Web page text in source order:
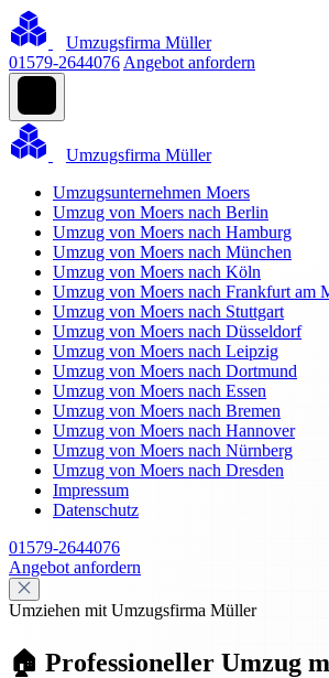
Umzugsfirma Müller
01579-2644076 Angebot anfordern
Umzugsfirma Müller
Umzugsunternehmen Moers
Umzug von Moers nach Berlin
Umzug von Moers nach Hamburg
Umzug von Moers nach München
Umzug von Moers nach Köln
Umzug von Moers nach Frankfurt am
Umzug von Moers nach Stuttgart
Umzug von Moers nach Düsseldorf
Umzug von Moers nach Leipzig
Umzug von Moers nach Dortmund
Umzug von Moers nach Essen
Umzug von Moers nach Bremen
Umzug von Moers nach Hannover
Umzug von Moers nach Nürnberg
Umzug von Moers nach Dresden
Impressum
Datenschutz
01579-2644076
Angebot anfordern
Umziehen mit Umzugsfirma Müller
🏠 Professioneller Umzug